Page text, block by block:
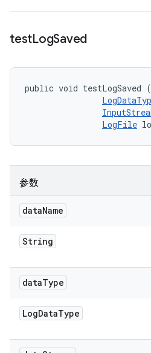
testLogSaved
public void testLogSaved
LogFile
参数
dataName
String
dataType
LogDataType